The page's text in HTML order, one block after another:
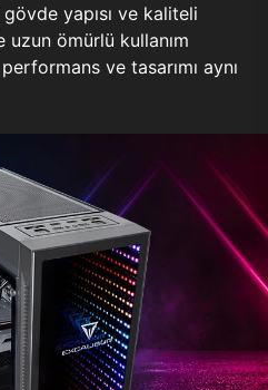
yapısı ve kaliteli
uzun ömürlü kullanım
ve tasarımı aynı